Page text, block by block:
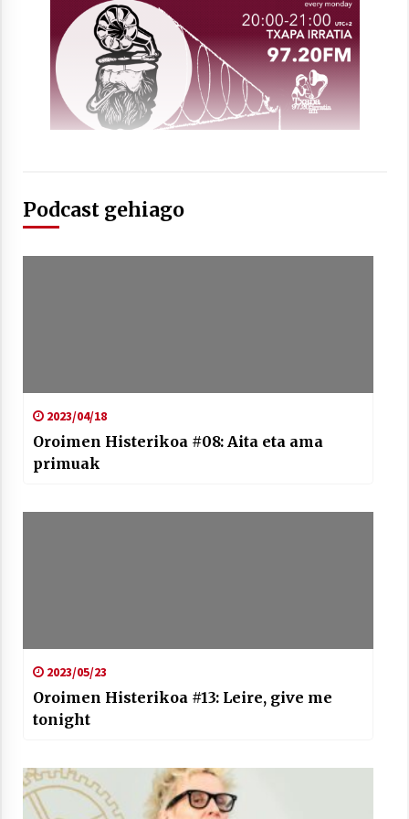
Podcast gehiago
2023/04/18
Oroimen Histerikoa #08: Aita eta ama
primuak
2023/05/23
Oroimen Histerikoa #13: Leire, give me
tonight